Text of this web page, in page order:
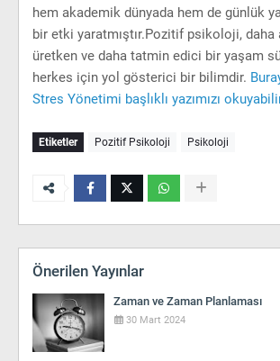
hem akademik dünyada hem de günlük
bir etki yaratmıştır.Pozitif psikoloji, daha
üretken ve daha tatmin edici bir yaşam
herkes için yol gösterici bir bilimdir.
Stres Yönetimi başlıklı yazımızı
Etiketler Pozitif Psikoloji Psikoloji
Önerilen Yayınlar
Zaman ve Zaman Planlaması
30 Mart 2024